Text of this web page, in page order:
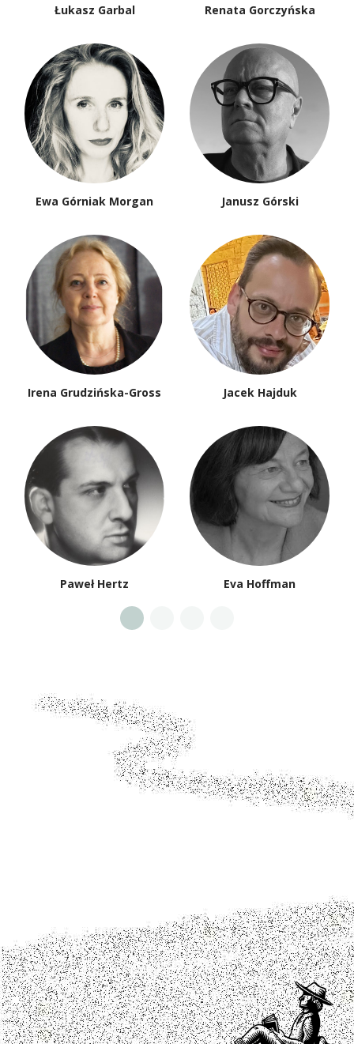
Łukasz Garbal Renata Gorczyńska
Ewa Górniak Morgan Janusz Górski
Irena Grudzińska-Gross Jacek Hajduk
Paweł Hertz Eva Hoffman